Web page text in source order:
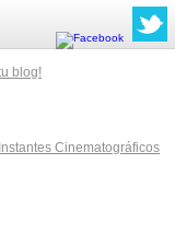
blog!
Cinematográficos